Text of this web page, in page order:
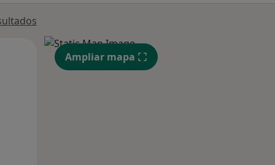
Qui, Sex,
14 Ago
Ampliar mapa